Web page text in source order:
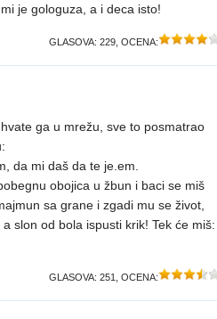
je gologuza, a i deca isto!
GLASOVA: 229 , OCENA:
ga u mrežu, sve to posmatrao
da mi daš da te je.em.
obojica u žbun i baci se miš
sa grane i zgadi mu se život,
slon od bola ispusti krik! Tek će miš:
GLASOVA: 251 , OCENA: